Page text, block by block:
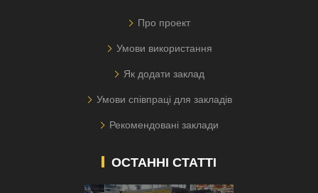
Про проект
Умови використання
Як додати заклад
Умови співпраці для закладів
Рекомендовані заклади
ОСТАННІ СТАТТІ